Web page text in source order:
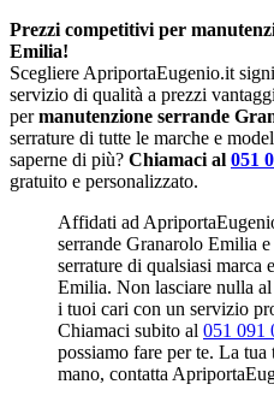
Prezzi competitivi per
Emilia!
Scegliere ApriportaEugenio.it
servizio di qualità a prezzi
permanutenzione serrande
serrature di tutte le marche e
saperne di più? Chiamaci al 051
gratuito e personalizzato.
Affidati ad
serrande Granarolo Emilia
serrature di qualsiasi marca
Emilia. Non lasciare nulla
i tuoi cari con un servizio
Chiamaci subito al 051 091
possiamo fare per te. La
mano, contatta